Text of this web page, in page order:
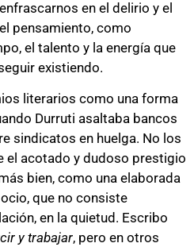
en el delirio y el
pensamiento, como
el talento y la energía que
existiendo.
literarios como una forma
Durruti asaltaba bancos
sindicatos en huelga. No los
el acotado y dudoso prestigio
bien, como una elaborada
que no consiste
en la quietud. Escribo
y trabajar, pero en otros